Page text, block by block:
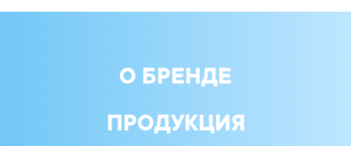
пирофосфат натрия); вода; крахмал пшеничный;
О БРЕНДЕ
ПРОДУКЦИЯ